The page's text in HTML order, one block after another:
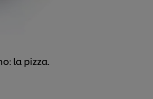
la pizza.